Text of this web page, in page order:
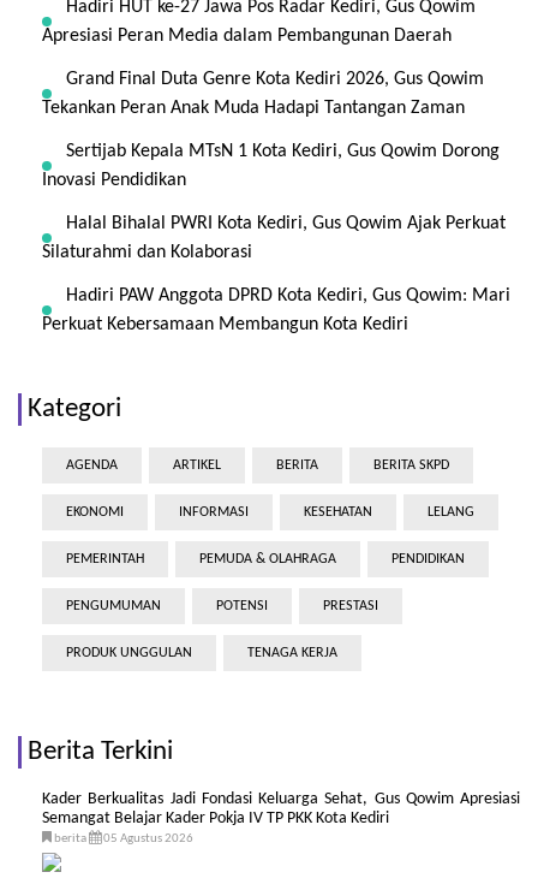
Hadiri HUT ke-27 Jawa Pos Radar Kediri, Gus Qowim
Apresiasi Peran Media dalam Pembangunan Daerah
Grand Final Duta Genre Kota Kediri 2026, Gus Qowim
Tekankan Peran Anak Muda Hadapi Tantangan Zaman
Sertijab Kepala MTsN 1 Kota Kediri, Gus Qowim Dorong
Inovasi Pendidikan
Halal Bihalal PWRI Kota Kediri, Gus Qowim Ajak Perkuat
Silaturahmi dan Kolaborasi
Hadiri PAW Anggota DPRD Kota Kediri, Gus Qowim: Mari
Perkuat Kebersamaan Membangun Kota Kediri
Kategori
AGENDA ARTIKEL BERITA BERITA SKPD
EKONOMI INFORMASI KESEHATAN LELANG
PEMERINTAH PEMUDA & OLAHRAGA PENDIDIKAN
PENGUMUMAN POTENSI PRESTASI
PRODUK UNGGULAN TENAGA KERJA
Berita Terkini
Kader Berkualitas Jadi Fondasi Keluarga Sehat, Gus Qowim Apresiasi
Semangat Belajar Kader Pokja IV TP PKK Kota Kediri
berita 05 Agustus 2026